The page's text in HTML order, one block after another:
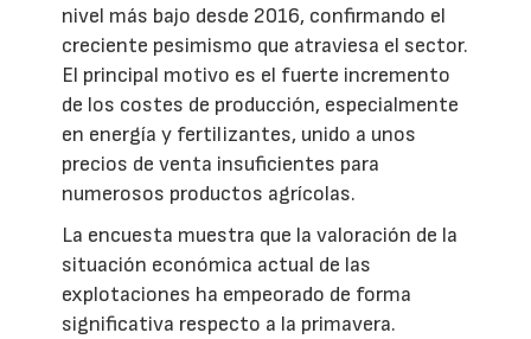
nivel más bajo desde 2016, confirmando el
creciente pesimismo que atraviesa el sector.
El principal motivo es el fuerte incremento
de los costes de producción, especialmente
en energía y fertilizantes, unido a unos
precios de venta insuficientes para
numerosos productos agrícolas.
La encuesta muestra que la valoración de la
situación económica actual de las
explotaciones ha empeorado de forma
significativa respecto a la primavera.